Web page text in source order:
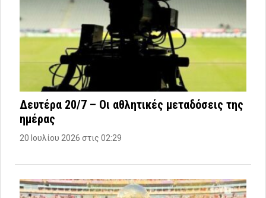
Δευτέρα 20/7 – Οι αθλητικές μεταδόσεις της
ημέρας
20 Ιουλίου 2026 στις 02:29